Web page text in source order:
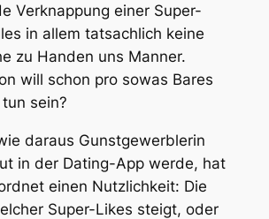
Verknappung einer Super-
in allem tatsachlich keine
zu Handen uns Manner.
will schon pro sowas Bares
sein?
daraus Gunstgewerblerin
in der Dating-App werde, hat
einen Nutzlichkeit: Die
Super-Likes steigt, oder